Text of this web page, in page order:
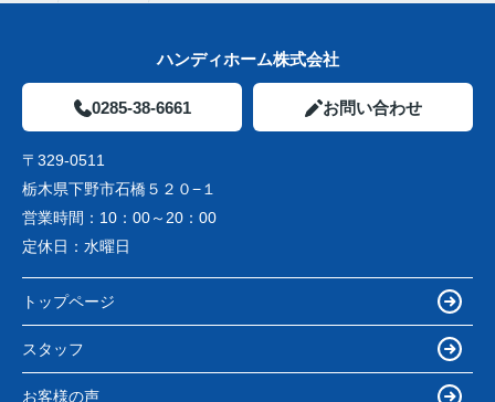
ハンディホーム株式会社
0285-38-6661 お問い合わせ
〒329-0511
栃木県下野市石橋５２０−１
営業時間： 10：00～20：00
定休日： 水曜日
トップページ
スタッフ
お客様の声